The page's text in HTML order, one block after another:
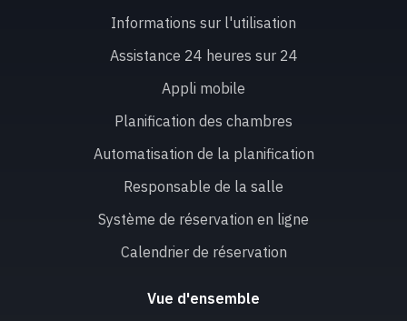
Informations sur l'utilisation
Assistance 24 heures sur 24
Appli mobile
Planification des chambres
Automatisation de la planification
Responsable de la salle
Système de réservation en ligne
Calendrier de réservation
Vue d'ensemble